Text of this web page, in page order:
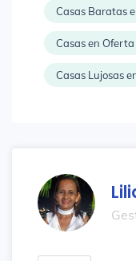
Casas Baratas
Casas en
Casas Lujosas